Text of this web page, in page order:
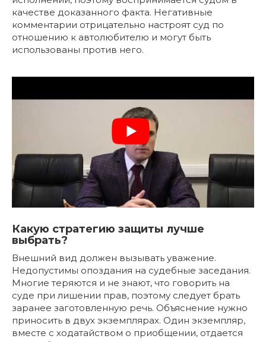
качестве доказанного факта. Негативные
комментарии отрицательно настроят суд по
отношению к автолюбителю и могут быть
использованы против него.
Какую стратегию защиты лучше
выбрать?
Внешний вид должен вызывать уважение.
Недопустимы опоздания на судебные заседания.
Многие теряются и не знают, что говорить на
суде при лишении прав, поэтому следует брать
заранее заготовленную речь. Объяснение нужно
приносить в двух экземплярах. Один экземпляр,
вместе с ходатайством о приобщении, отдается